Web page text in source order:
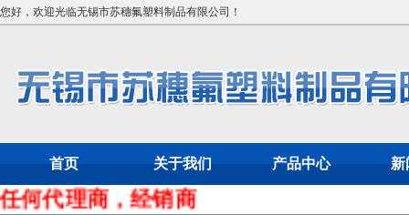
您好，欢迎光临无锡市苏穗氟塑料制品有限公司！
首页 关于我们 产品中心 新
理商，经销商